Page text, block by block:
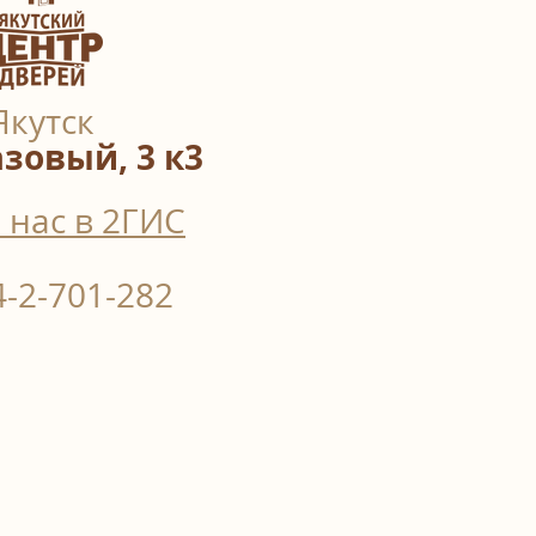
3 к3
в 2ГИС
2-701-282